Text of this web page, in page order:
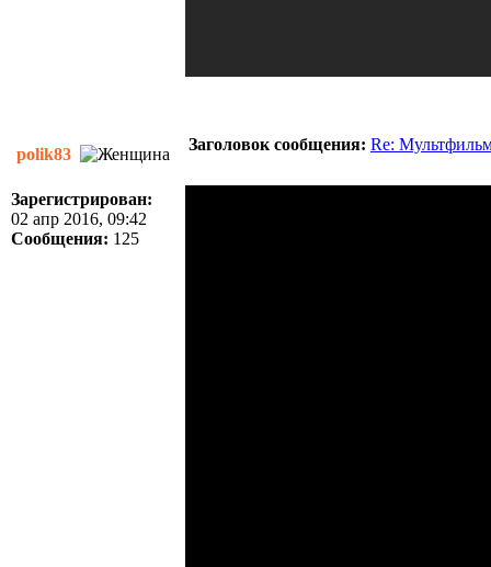
polik83
Заголовок сообщения: Re:
Зарегистрирован:
02 апр 2016, 09:42
Сообщения: 125